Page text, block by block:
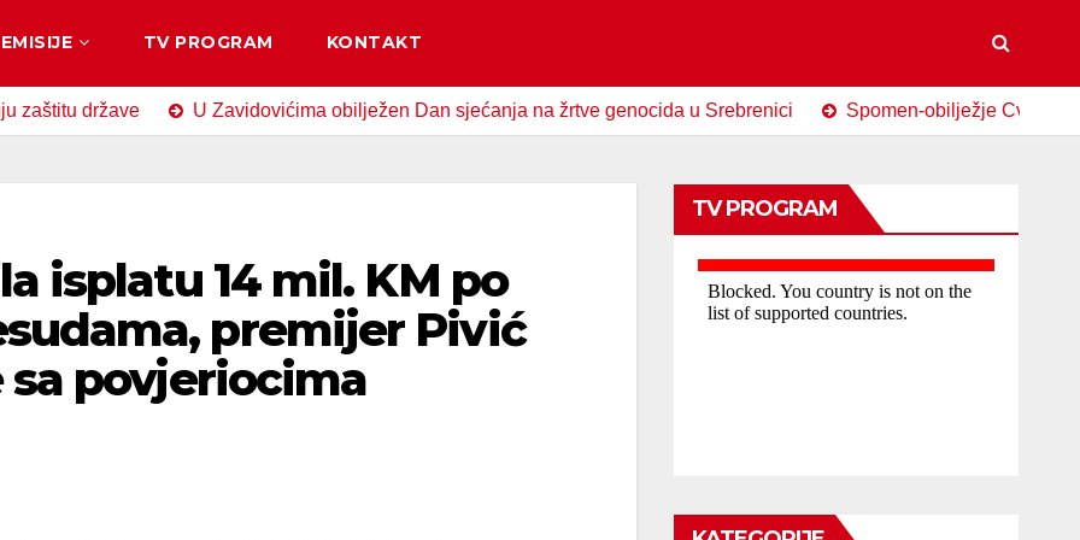
EMISIJE TV PROGRAM KONTAKT
države U Zavidovićima obilježen Dan sjećanja na žrtve genocida u Srebrenici Spomen-obilježje Cvijet
isplatu 14 mil. KM po
premijer Pivić
povjeriocima
TV PROGRAM